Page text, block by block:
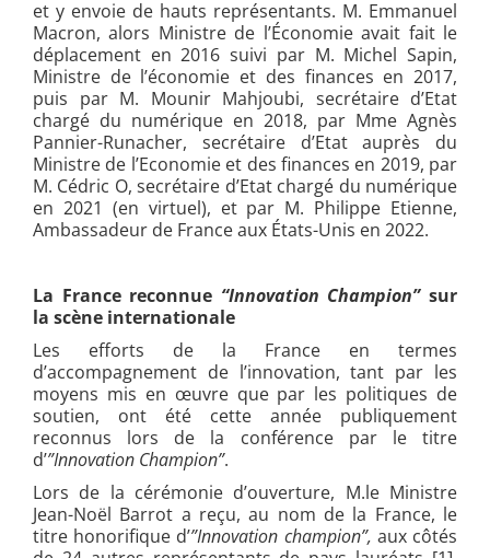
et y envoie de hauts représentants. M. Emmanuel
Macron, alors Ministre de l’Économie avait fait le
déplacement en 2016 suivi par M. Michel Sapin,
Ministre de l’économie et des finances en 2017,
puis par M. Mounir Mahjoubi, secrétaire d’Etat
chargé du numérique en 2018, par Mme Agnès
Pannier-Runacher, secrétaire d’Etat auprès du
Ministre de l’Economie et des finances en 2019, par
M. Cédric O, secrétaire d’Etat chargé du numérique
en 2021 (en virtuel), et par M. Philippe Etienne,
Ambassadeur de France aux États-Unis en 2022.
La France reconnue “Innovation Champion”sur
la scène internationale
Les efforts de la France en termes
d’accompagnement de l’innovation, tant par les
moyens mis en œuvre que par les politiques de
soutien, ont été cette année publiquement
reconnus lors de la conférence par le titre
d’”Innovation Champion”.
Lors de la cérémonie d’ouverture, M.le Ministre
Jean-Noël Barrot a reçu, au nom de la France, le
titre honorifique d’”Innovation champion”, aux côtés